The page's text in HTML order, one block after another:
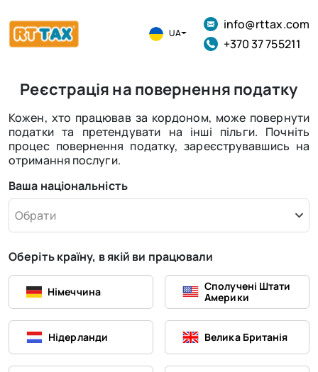
UA
info@rttax.com
+370 37 755211
Реєстрація на повернення податку
Кожен, хто працював за кордоном, може повернути
податки та претендувати на інші пільги. Почніть
процес повернення податку, зареєструвавшись на
отримання послуги.
Ваша національність
Обрати
Оберіть країну, в якій ви працювали
Німеччина
Сполучені Штати
Америки
Нідерланди Велика Британія